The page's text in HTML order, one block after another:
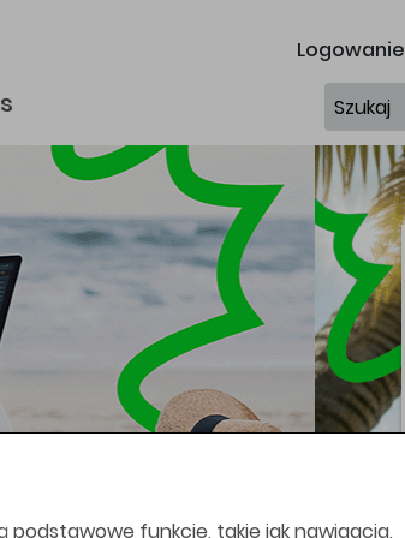
Logowanie
Szukaj
podstawowe funkcje, takie jak nawigacja,